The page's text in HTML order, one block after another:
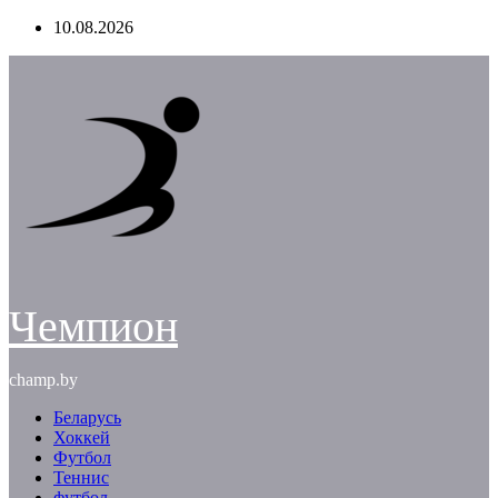
Перейти10.08.2026
Чемпион
champ.by
Беларусь
Хоккей
Футбол
Теннис